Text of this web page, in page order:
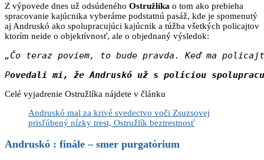
Z výpovede dnes už odsúdeného Ostružlíka o tom ako prebieha
spracovanie kajúcnika vyberáme podstatnú pasáž, kde je spomenutý
aj Andruskó ako spolupracujúci kajúcnik a túžba všetkých policajtov
ktorím neide o objektívnosť, ale o objednaný výsledok:
„Čo teraz poviem, to bude pravda. Keď ma
Povedali mi, že Andruskó už s políciou
Celé vyjadrenie Ostružlíka nájdete v článku
Andruskó mal za krivé svedectvo voči Zsuzsovej
prisľúbený nízky trest, Ostružlík beztrestnosť
Andruskó : finále – smer purgatórium